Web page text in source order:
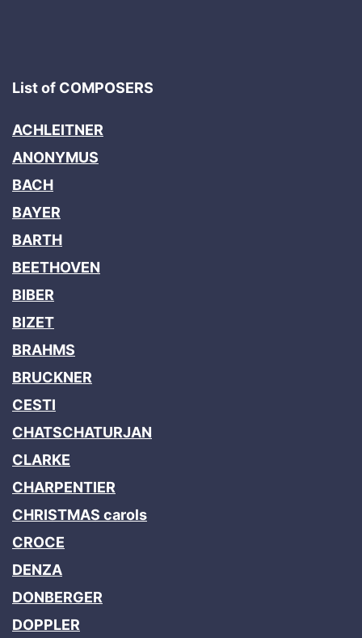
List of COMPOSERS
ACHLEITNER
ANONYMUS
BACH
BAYER
BARTH
BEETHOVEN
BIBER
BIZET
BRAHMS
BRUCKNER
CESTI
CHATSCHATURJAN
CLARKE
CHARPENTIER
CHRISTMAS carols
CROCE
DENZA
DONBERGER
DOPPLER